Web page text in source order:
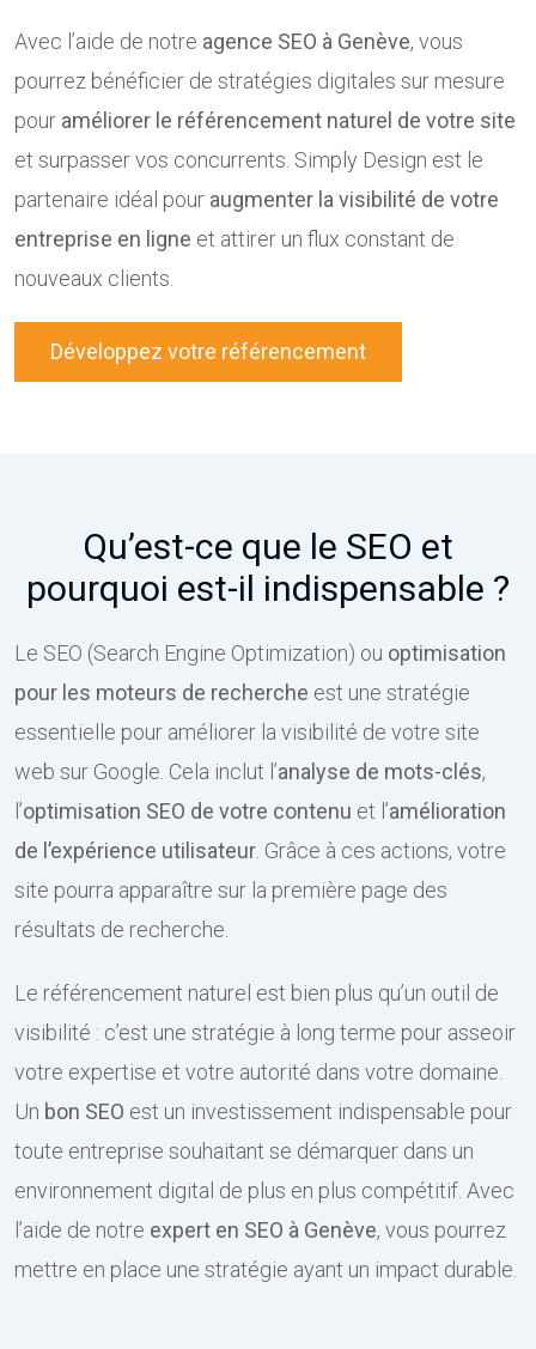
Avec l’aide de notre agence SEO à Genève, vous
pourrez bénéficier de stratégies digitales sur mesure
pour améliorer le référencement naturel de votre site
et surpasser vos concurrents. Simply Design est le
partenaire idéal pour augmenter la visibilité de votre
entreprise en ligne et attirer un flux constant de
nouveaux clients.
Développez votre référencement
Qu’est-ce que le SEO et
pourquoi est-il indispensable ?
Le SEO (Search Engine Optimization) ou optimisation
pour les moteurs de recherche est une stratégie
essentielle pour améliorer la visibilité de votre site
web sur Google. Cela inclut l’analyse de mots-clés,
l’optimisation SEO de votre contenu et l’amélioration
de l’expérience utilisateur. Grâce à ces actions, votre
site pourra apparaître sur la première page des
résultats de recherche.
Le référencement naturel est bien plus qu’un outil de
visibilité : c’est une stratégie à long terme pour asseoir
votre expertise et votre autorité dans votre domaine.
Un bon SEO est un investissement indispensable pour
toute entreprise souhaitant se démarquer dans un
environnement digital de plus en plus compétitif. Avec
l’aide de notre expert en SEO à Genève, vous pourrez
mettre en place une stratégie ayant un impact durable.